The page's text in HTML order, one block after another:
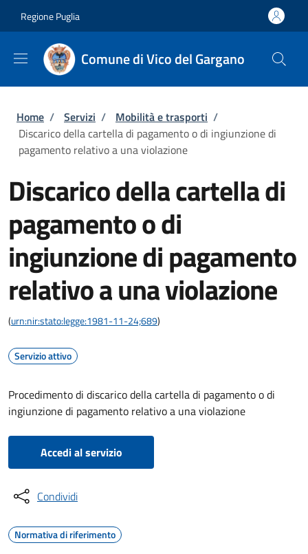
Regione Puglia
Comune di Vico del Gargano
Briciole di pane
Home / Servizi / Mobilità e trasporti /
Discarico della cartella di pagamento o di ingiunzione di
pagamento relativo a una violazione
Discarico della cartella di
pagamento o di
ingiunzione di pagamento
relativo a una violazione
(urn:nir:stato:legge:1981-11-24;689)
Servizio attivo
Procedimento di discarico della cartella di pagamento o di
ingiunzione di pagamento relativo a una violazione
Accedi al servizio
Condividi
Normativa di riferimento